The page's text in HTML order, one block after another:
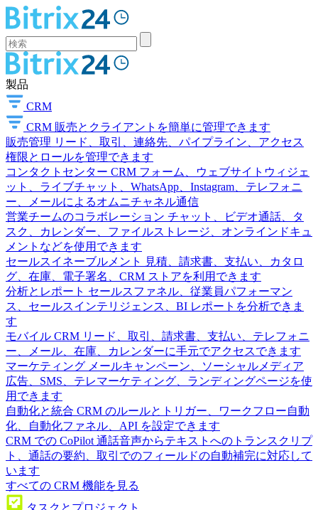
製品
CRM
CRM 販売とクライアントを簡単に管理できます
販売管理 リード、取引、連絡先、パイプライン、アクセス
権限とロールを管理できます
コンタクトセンター CRM フォーム、ウェブサイトウィジェ
ット、ライブチャット、WhatsApp、Instagram、テレフォニ
ー、メールによるオムニチャネル通信
営業チームのコラボレーション チャット、ビデオ通話、タ
スク、カレンダー、ファイルストレージ、オンラインドキュ
メントなどを使用できます
セールスイネーブルメント
見積、請求書、支払い、カタロ
グ、在庫、電子署名、CRM ストアを利用できます
分析とレポート セールスファネル、従業員パフォーマン
ス、セールスインテリジェンス、BI レポートを分析できま
す
モバイル CRM リード、取引、請求書、支払い、テレフォニ
ー、メール、在庫、カレンダーに手元でアクセスできます
マーケティング メールキャンペーン、ソーシャルメディア
広告、SMS、テレマーケティング、ランディングページを使
用できます
自動化と統合 CRM のルールとトリガー、ワークフロー自動
化、自動化ファネル、API を設定できます
CRM での CoPilot 通話音声からテキストへのトランスクリプ
ト、通話の要約、取引でのフィールドの自動補完に対応して
います
すべての CRM 機能を見る
タスクとプロジェクト